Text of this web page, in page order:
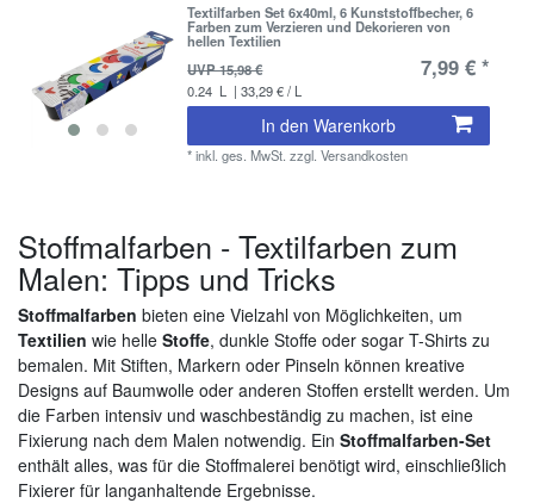
Textilfarben Set 6x40ml, 6 Kunststoffbecher, 6
Farben zum Verzieren und Dekorieren von
hellen Textilien
UVP 15,98 €
7,99 € *
0.24 L | 33,29 € / L
In den Warenkorb
*inkl. ges. MwSt. zzgl.Versandkosten
Stoffmalfarben - Textilfarben zum
Malen: Tipps und Tricks
Stoffmalfarben bieten eine Vielzahl von Möglichkeiten, um
Textilien wie helle Stoffe, dunkle Stoffe oder sogar T-Shirts zu
bemalen. Mit Stiften, Markern oder Pinseln können kreative
Designs auf Baumwolle oder anderen Stoffen erstellt werden. Um
die Farben intensiv und waschbeständig zu machen, ist eine
Fixierung nach dem Malen notwendig. Ein Stoffmalfarben-Set
enthält alles, was für die Stoffmalerei benötigt wird, einschließlich
Fixierer für langanhaltende Ergebnisse.